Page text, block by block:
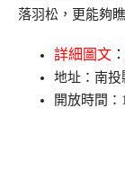
落羽松，更能夠
詳細圖文 ：
地址：南投
開放時間：